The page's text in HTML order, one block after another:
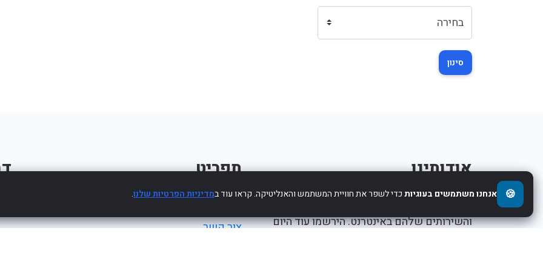
סינון
אודותינו
והשירותים שלהם באינטרנט. הירשמו עוד היום
תפריט
צור קשר
🍪 אנחנו משתמשים בעוגיותכדי לשפר את חוויית המשתמש והאנליטיקה. קראו עוד במדיניות הפרטיות שלנו.